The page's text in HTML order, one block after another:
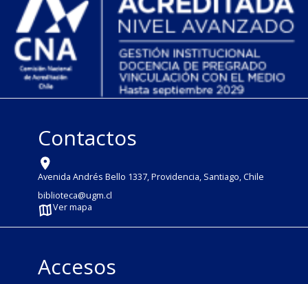
Contactos
Avenida Andrés Bello 1337, Providencia, Santiago, Chile
biblioteca@ugm.cl
Ver mapa
Accesos